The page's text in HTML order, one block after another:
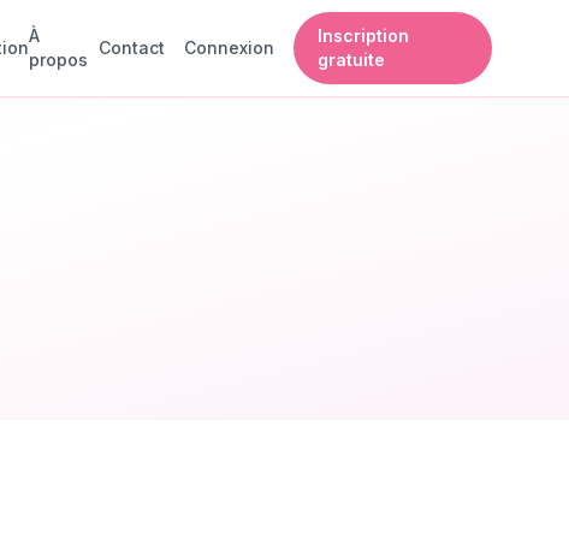
À
propos
Contact Connexion
Inscription
gratuite